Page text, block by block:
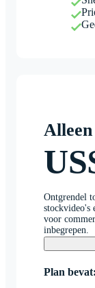
Ontgrendel
stockvideo's
voor
inbegrepen.
Plan bevat: